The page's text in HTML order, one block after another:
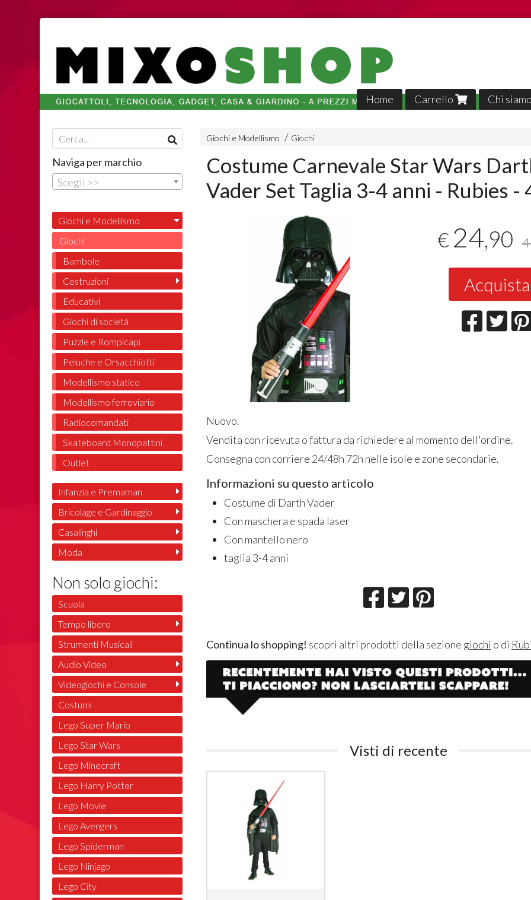
Home Carrello Chi
Giochi e Modellismo Giochi
Costume Carnevale Star Wars
Vader Set Taglia 3-4 anni - Rubies -
€ 24,90
Acquista
Nuovo.
Vendita con ricevuta o fattura da richiedere al momento dell'ordine.
Consegna con corriere 24/48h 72h nelle isole e zone secondarie.
Informazioni su questo articolo
Costume di Darth Vader
Con maschera e spada laser
Con mantello nero
taglia 3-4 anni
Continua lo shopping! scopri altri prodotti della sezione giochi o di
Visti di recente
Naviga per marchio
Scegli >>
Giochi e Modellismo
Giochi
Bambole
Costruzioni
Educativi
Giochi di società
Puzzle e Rompicapi
Peluche e Orsacchiotti
Modellismo statico
Modellismo ferroviario
Radiocomandati
Skateboard Monopattini
Outlet
Infanzia e Premaman
Bricolage e Gardinaggio
Casalinghi
Moda
Non solo giochi:
Scuola
Tempo libero
Strumenti Musicali
Audio Video
Videogiochi e Console
Costumi
Lego Super Mario
Lego Star Wars
Lego Minecraft
Lego Harry Potter
Lego Movie
Lego Avengers
Lego Spiderman
Lego Ninjago
Lego City
veloci,,
02-04-